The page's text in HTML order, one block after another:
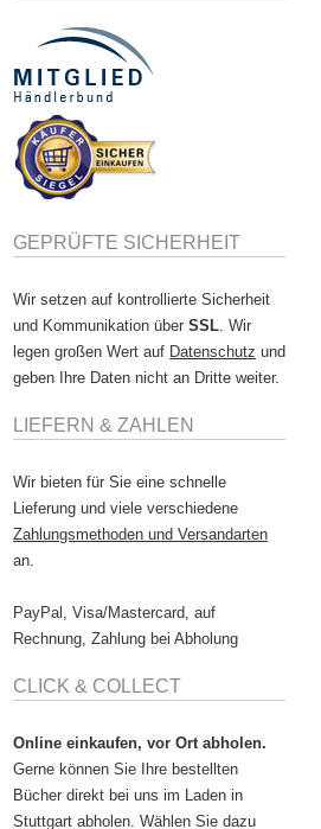
GEPRÜFTE SICHERHEIT
Wir setzen auf kontrollierte Sicherheit
und Kommunikation überSSL. Wir
legen großen Wert auf Datenschutz und
geben Ihre Daten nicht an Dritte weiter.
LIEFERN & ZAHLEN
Wir bieten für Sie eine schnelle
Lieferung und viele verschiedene
Zahlungsmethoden und Versandarten
an.
PayPal, Visa/Mastercard, auf
Rechnung, Zahlung bei Abholung
CLICK & COLLECT
Online einkaufen, vor Ort abholen.
Gerne können Sie Ihre bestellten
Bücher direkt bei uns im Laden in
Stuttgart abholen. Wählen Sie dazu